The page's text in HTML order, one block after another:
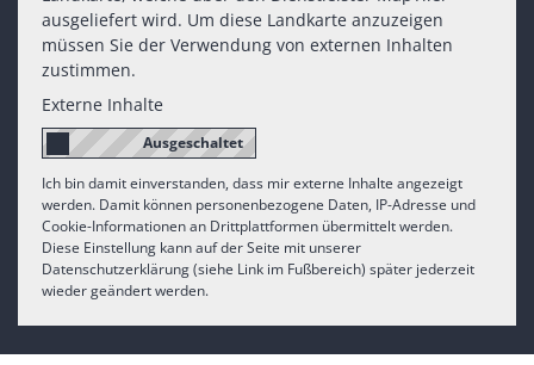
ausgeliefert wird. Um diese Landkarte anzuzeigen
müssen Sie der Verwendung von externen Inhalten
zustimmen.
Externe Inhalte
Ich bin damit einverstanden, dass mir externe Inhalte angezeigt
werden. Damit können personenbezogene Daten, IP-Adresse und
Cookie-Informationen an Drittplattformen übermittelt werden.
Diese Einstellung kann auf der Seite mit unserer
Datenschutzerklärung (siehe Link im Fußbereich) später jederzeit
wieder geändert werden.